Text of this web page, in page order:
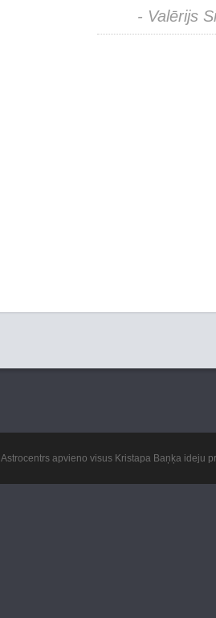
- Valērijs
Astrocentrs apvieno visus Kristapa Baņķa ideju